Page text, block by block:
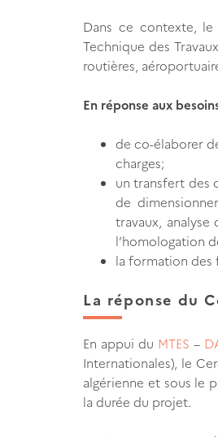
Dans ce contexte, le
Technique des
routières,
En réponse aux
de co-élaborer
charges;
un transfert des
de
travaux, analyse
l’homologation
la formation des
La réponse du
En appui du MTES –
Internationales), le
algérienne et sous le
la durée du projet.